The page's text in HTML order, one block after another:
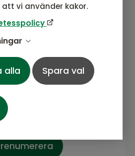
vi använder kakor.
alla Spara val
i vårt nyhetsbrev
på vårt nyhetsbrev.
erbjudanden och annat
spännande.